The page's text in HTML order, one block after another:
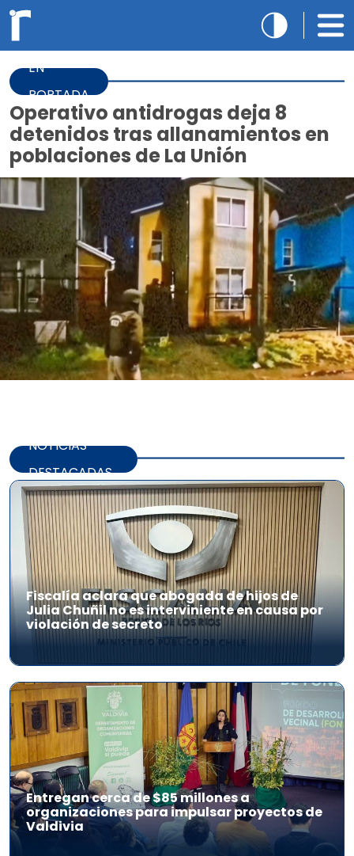
EN
PORTADA
Operativo antidrogas deja 8
detenidos tras allanamientos en
poblaciones de La Unión
NOTICIAS
DESTACADAS
Fiscalía aclara que abogada de hijos de
Julia Chuñil no es interviniente en causa por
violación de secreto
Entregan cerca de $85 millones a
organizaciones para impulsar proyectos de
Valdivia